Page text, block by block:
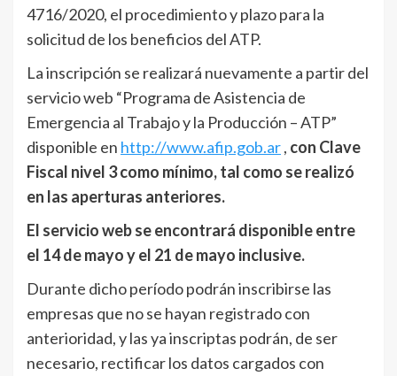
4716/2020, el procedimiento y plazo para la
solicitud de los beneficios del ATP.
La inscripción se realizará nuevamente a partir del
servicio web “Programa de Asistencia de
Emergencia al Trabajo y la Producción – ATP”
disponible en http://www.afip.gob.ar, con Clave
Fiscal nivel 3 como mínimo, tal como se realizó
en las aperturas anteriores.
El servicio web se encontrará disponible entre
el 14 de mayo y el 21 de mayo inclusive.
Durante dicho período podrán inscribirse las
empresas que no se hayan registrado con
anterioridad, y las ya inscriptas podrán, de ser
necesario, rectificar los datos cargados con